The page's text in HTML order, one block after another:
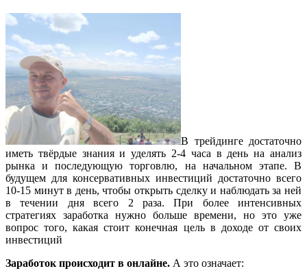
В трейдинге достаточно
иметь твёрдые знания и уделять 2-4 часа в день на анализ
рынка и последующую торговлю, на начальном этапе. В
будущем для консервативных инвестиций достаточно всего
10-15 минут в день, чтобы открыть сделку и наблюдать за ней
в течении дня всего 2 раза. При более интенсивных
стратегиях заработка нужно больше времени, но это уже
вопрос того, какая стоит конечная цель в доходе от своих
инвестиций
Заработок происходит в онлайне. А это означает: